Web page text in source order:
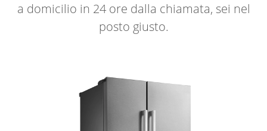
a domicilio in 24 ore dalla chiamata, sei nel
posto giusto.